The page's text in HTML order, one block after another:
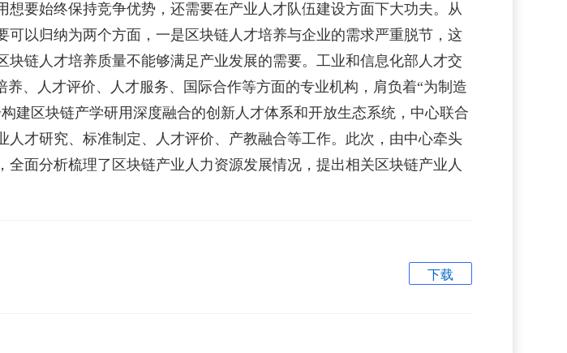
要始终保持竞争优势，还需要在产业人才队伍建设方面下大功夫。从
以归纳为两个方面，一是区块链人才培养与企业的需求严重脱节，这
链人才培养质量不能够满足产业发展的需要。工业和信息化部人才交
、人才评价、人才服务、国际合作等方面的专业机构，肩负着“为制造
建区块链产学研用深度融合的创新人才体系和开放生态系统，中心联合
才研究、标准制定、人才评价、产教融合等工作。此次，由中心牵头
面分析梳理了区块链产业人力资源发展情况，提出相关区块链产业人
下载